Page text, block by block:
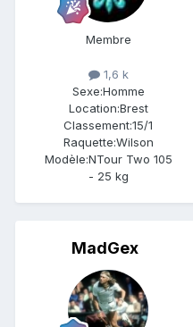
Membre
1,6 k
Sexe:Homme
Location:Brest
Classement:15/1
Raquette:Wilson
Modèle:NTour Two 105
- 25 kg
MadGex